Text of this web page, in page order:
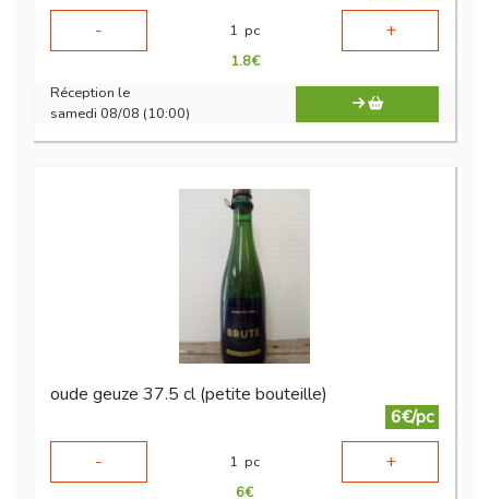
-
1 pc +
1.8€
Réception le
samedi 08/08 (10:00)
oude geuze 37.5 cl (petite bouteille)
6€/pc
-
1 pc +
6€